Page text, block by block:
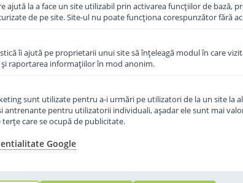
ajută la a face un site utilizabil prin activarea funcţiilor de bază,
de pe site. Site-ul nu poate funcţiona corespunzător fără
îi ajută pe proprietarii unui site să înţeleagă modul în care
raportarea informaţiilor în mod anonim.
sunt utilizate pentru a-i urmări pe utilizatori de la un site la
antrenante pentru utilizatorii individuali, aşadar ele sunt mai
care se ocupă de publicitate.
Google